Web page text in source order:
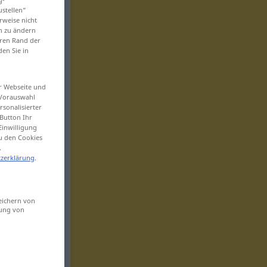
nicht
zu ändern
Rand der
Sie in
und
Ihr
den Cookies
.
von
von